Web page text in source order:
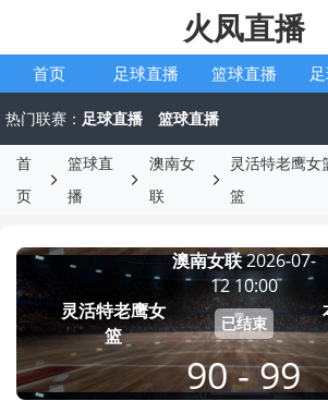
火凤直播
首页 足球直播 篮球直播
热门联赛： 足球直播 篮球直播
首
页
篮球直
播
澳南女
联
灵活特老鹰女
篮
灵活特老鹰女
篮
澳南女联2026-07-
12 10:00
已结束
90 - 99